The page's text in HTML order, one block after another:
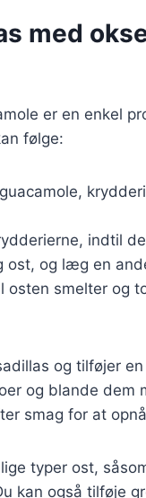
med
er en enkel
følge:
indtil
og læg en
osten smelter og
og tilføjer
og blande dem
smag for at
typer ost,
kan også tilføje